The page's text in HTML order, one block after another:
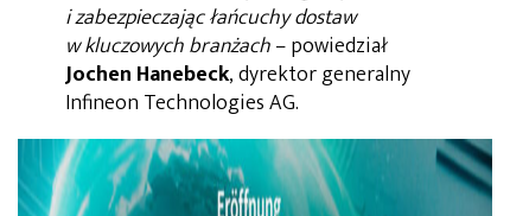
i zabezpieczając łańcuchy dostaw
w kluczowych branżach– powiedział
Jochen Hanebeck, dyrektor generalny
Infineon Technologies AG.